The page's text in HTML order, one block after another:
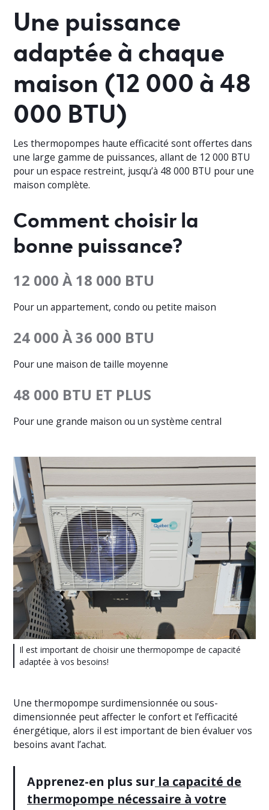
Une puissance
adaptée à chaque
maison (12 000 à 48
000 BTU)
Les thermopompes haute efficacité sont offertes dans
une large gamme de puissances, allant de 12 000 BTU
pour un espace restreint, jusqu’à 48 000 BTU pour une
maison complète.
Comment choisir la
bonne puissance?
12 000 À 18 000 BTU
Pour un appartement, condo ou petite maison
24 000 À 36 000 BTU
Pour une maison de taille moyenne
48 000 BTU ET PLUS
Pour une grande maison ou un système central
Il est important de choisir une thermopompe de capacité
adaptée à vos besoins!
Une thermopompe surdimensionnée ou sous-
dimensionnée peut affecter le confort et l’efficacité
énergétique, alors il est important de bien évaluer vos
besoins avant l’achat.
Apprenez-en plus sur la capacité de
thermopompe nécessaire à votre